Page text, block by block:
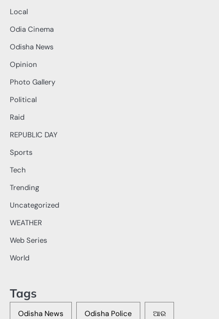
Local
Odia Cinema
Odisha News
Opinion
Photo Gallery
Political
Raid
REPUBLIC DAY
Sports
Tech
Trending
Uncategorized
WEATHER
Web Series
World
Tags
Odisha News Odisha Police ଆର